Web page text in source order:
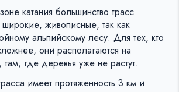
катания большинство трасс
живописные, так как
альпийскому лесу. Для тех, кто
они располагаются на
где деревья уже не растут.
имеет протяженность 3 км и